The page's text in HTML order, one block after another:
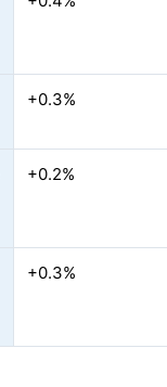
+0.3%
+0.2%
+0.3%